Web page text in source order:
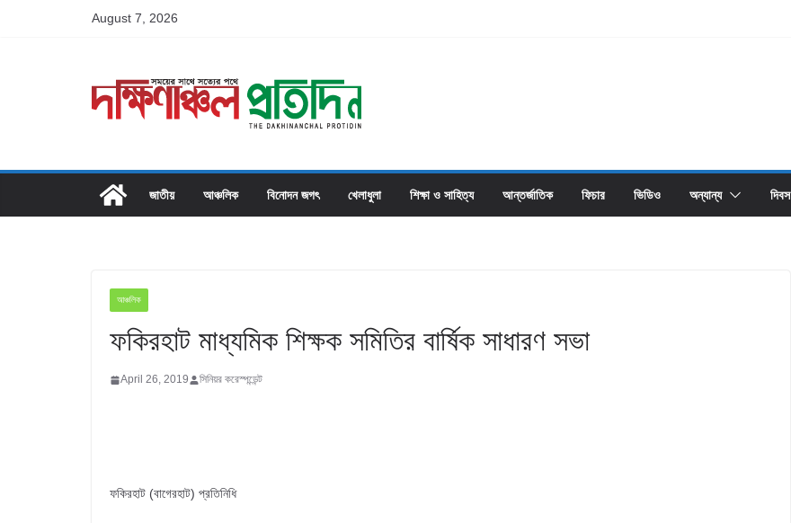
August 7, 2026
জাতীয় আঞ্চলিক বিনোদন জগৎ খেলাধুলা শিক্ষা ও সাহিত্য আন্তর্জাতিক ফিচার ভিডিও অন্যান্য দিবস
আঞ্চলিক
ফকিরহাট মাধ্যমিক শিক্ষক সমিতির বার্ষিক সাধারণ সভা
April 26, 2019 সিনিয়র করেস্পন্ডেন্ট
ফকিরহাট (বাগেরহাট) প্রতিনিধি